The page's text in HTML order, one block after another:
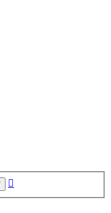
Suche